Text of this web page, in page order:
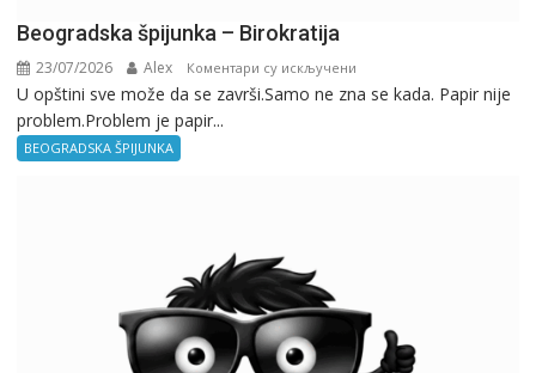
Beogradska špijunka – Birokratija
23/07/2026 Alex Коментари су искључени
Beogradska
U opštini sve može da se završi.Samo ne zna se kada. Papir nije
problem.Problem je papir...
BEOGRADSKA ŠPIJUNKA